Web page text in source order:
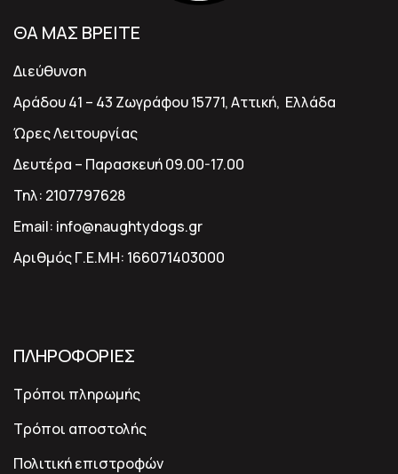
ΘΑ ΜΑΣ ΒΡΕΙΤΕ
Διεύθυνση
Αράδου 41 – 43 Ζωγράφου 15771, Αττική, Ελλάδα
Ώρες Λειτουργίας
Δευτέρα – Παρασκευή 09.00-17.00
Τηλ: 2107797628
Email: info@naughtydogs.gr
Αριθμός Γ.Ε.ΜΗ: 166071403000
ΠΛΗΡΟΦΟΡΙΕΣ
Τρόποι πληρωμής
Τρόποι αποστολής
Πολιτική επιστροφών